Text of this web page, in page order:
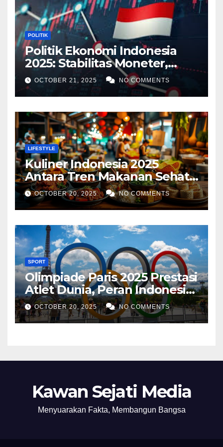
POLITIK
Politik Ekonomi Indonesia
2025: Stabilitas Moneter,
Tantangan Global, dan
Strategi Pertumbuhan
OCTOBER 21, 2025 NO COMMENTS
LIFESTYLE
Kuliner Indonesia 2025
Antara Tren Makanan Sehat,
Street Food Digital, dan
Ekspansi Global
OCTOBER 20, 2025 NO COMMENTS
SPORT
Olimpiade Paris 2025 Prestasi
Atlet Dunia, Peran Indonesia,
dan Inovasi Teknologi
Olahraga
OCTOBER 20, 2025 NO COMMENTS
Kawan Sejati Media
Menyuarakan Fakta, Membangun Bangsa